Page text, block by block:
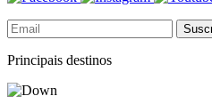
Principais destinos